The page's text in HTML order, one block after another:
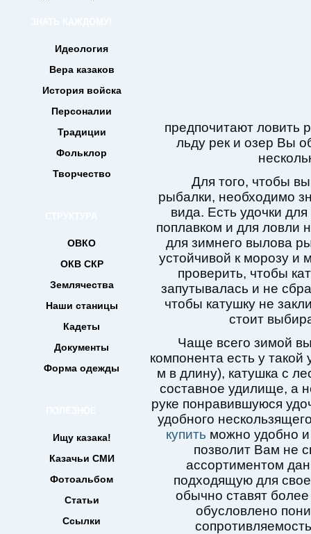
Идеология
Вера казаков
История войска
Персоналии
Традиции
Фольклор
Творчество
ОВКО
ОКВ СКР
Землячества
Наши станицы
Кадеты
Документы
Форма одежды
Ищу казака!
Казачьи СМИ
Фотоальбом
Статьи
Ссылки
предпочитают ловить
льду рек и озер Вы
Для того, чтобы
рыбалки, необходимо
вида. Есть удочки
поплавком и для ловли
для зимнего вылова
устойчивой к морозу и
проверить, чтобы
запутывалась и не
чтобы катушку не
стоит
Чаще всего зимой
компонента есть у
м в длину), катушка с
составное удилище, а
руке понравившуюся
удобного
купить можно удобно
позволит Вам не
ассортиментом
подходящую для
обычно ставят
обусловлено